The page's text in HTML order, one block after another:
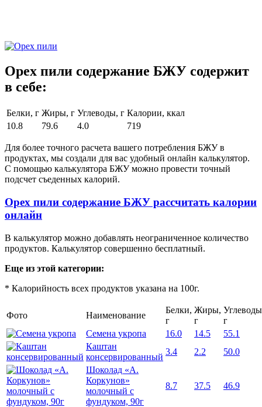
Орех пили содержание БЖУ содержит
в себе:
Белки, г Жиры, г Углеводы, г Калории, ккал
10.8
79.6 4.0 719
Для более точного расчета вашего потребления БЖУ в
продуктах, мы создали для вас удобный онлайн калькулятор.
С помощью калькулятора БЖУ можно провести точный
подсчет съеденных калорий.
Орех пили содержание БЖУ рассчитать калории
онлайн
В калькулятор можно добавлять неограниченное количество
продуктов. Калькулятор совершенно бесплатный.
Еще из этой категории:
* Калорийность всех продуктов указана на 100г.
Фото Наименование
Белки,
г
Жиры,
г
г
Семена укропа
16.0 14.5
55.1
Каштан
консервированный
3.4 2.2
50.0
Шоколад «А.
Коркунов»
молочный с
фундуком, 90г
8.7 37.5 46.9